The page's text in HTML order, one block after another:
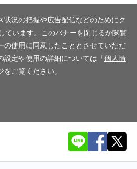
状況の把握や広告配信などのためにク
ています。このバナーを閉じるか閲覧
の使用に同意したこととさせていただ
設定や使用の詳細については「個人情
をご覧ください。